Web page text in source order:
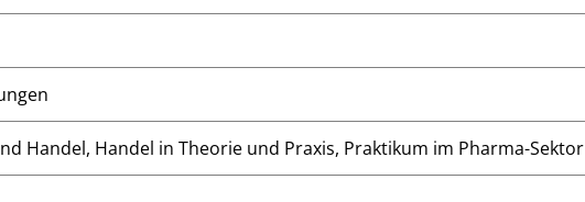
Handel, Handel in Theorie und Praxis, Praktikum im Pharma-Sektor